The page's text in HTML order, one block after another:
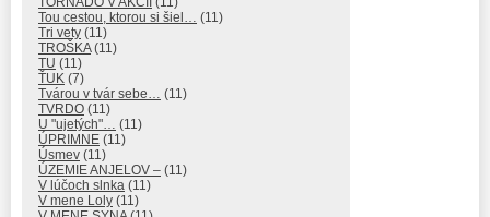
Tou cestou, ktorou si šiel… (11)
Tri vety (11)
TROŠKA(11)
TU (11)
ŤUK (7)
Tvárou v tvár sebe… (11)
TVRDO (11)
U "ujetých"… (11)
ÚPRIMNE (11)
Úsmev (11)
ÚZEMIE ANJELOV – (11)
V lúčoch slnka (11)
V mene Loly (11)